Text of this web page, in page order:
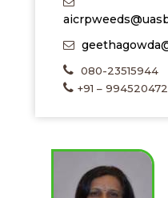
080-23515944
+91 –